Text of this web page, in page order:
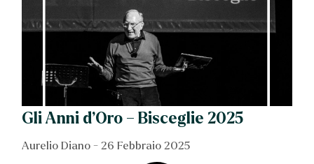
Gli Anni d’Oro – Bisceglie 2025
Aurelio Diano 26 Febbraio 2025